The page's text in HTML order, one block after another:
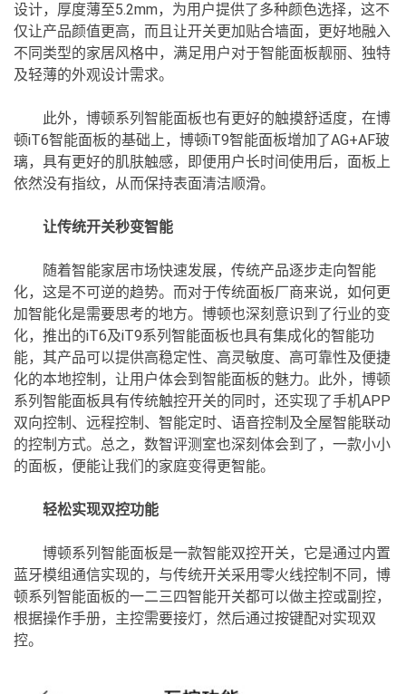
设计，厚度薄至5.2mm，为用户提供了多种颜色选择，这不
仅让产品颜值更高，而且让开关更加贴合墙面，更好地融入
不同类型的家居风格中，满足用户对于智能面板靓丽、独特
及轻薄的外观设计需求。
此外，博顿系列智能面板也有更好的触摸舒适度，在博
顿iT6智能面板的基础上，博顿iT9智能面板增加了AG+AF玻
璃，具有更好的肌肤触感，即便用户长时间使用后，面板上
依然没有指纹，从而保持表面清洁顺滑。
让传统开关秒变智能
随着智能家居市场快速发展，传统产品逐步走向智能
化，这是不可逆的趋势。而对于传统面板厂商来说，如何更
加智能化是需要思考的地方。博顿也深刻意识到了行业的变
化，推出的iT6及iT9系列智能面板也具有集成化的智能功
能，其产品可以提供高稳定性、高灵敏度、高可靠性及便捷
化的本地控制，让用户体会到智能面板的魅力。此外，博顿
系列智能面板具有传统触控开关的同时，还实现了手机APP
双向控制、远程控制、智能定时、语音控制及全屋智能联动
的控制方式。总之，数智评测室也深刻体会到了，一款小小
的面板，便能让我们的家庭变得更智能。
轻松实现双控功能
博顿系列智能面板是一款智能双控开关，它是通过内置
蓝牙模组通信实现的，与传统开关采用零火线控制不同，博
顿系列智能面板的一二三四智能开关都可以做主控或副控，
根据操作手册，主控需要接灯，然后通过按键配对实现双
控。